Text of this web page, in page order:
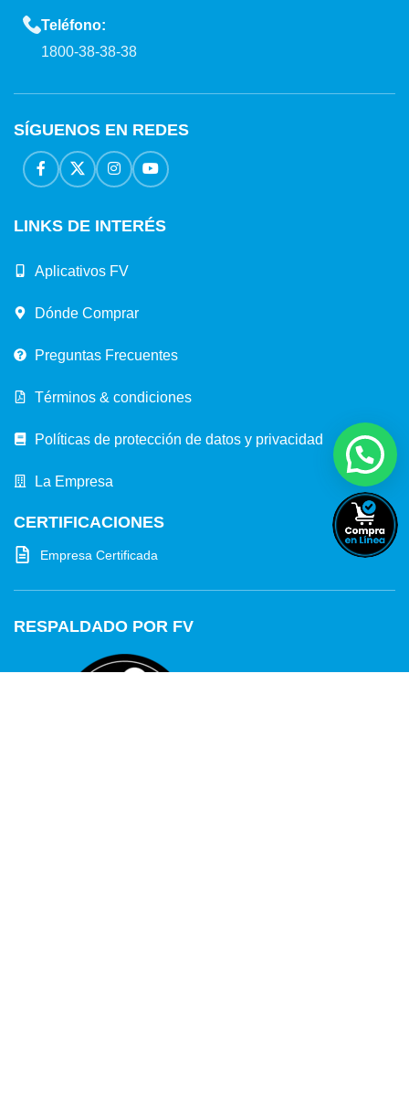
Teléfono:
1800-38-38-38
SÍGUENOS EN REDES
LINKS DE INTERÉS
Aplicativos FV
Dónde Comprar
Preguntas Frecuentes
Términos & condiciones
Políticas de protección de datos y privacidad
La Empresa
CERTIFICACIONES
Empresa Certificada
RESPALDADO POR FV